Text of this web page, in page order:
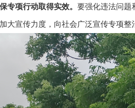
专项行动取得实效。 要强化违法问题
大宣传力度，向社会广泛宣传专项